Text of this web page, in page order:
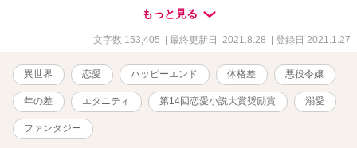
と、伯爵令嬢を大切に守ってきた大柄騎士の溺愛あまあまハッピー
エンドストーリーです。 ◇期間限定でR18を公開しています（♡の
話） ◇表紙と作中イラスト/貴様二太郎さま ◇題名に※表記があるも
稿しています） ＊アルファポリス第14回恋愛小説大賞「奨励賞」 ＊
第9回ネット小説大賞一次選考通過作品
もっと見る
文字数 153,405 | 最終更新日 2021.8.28 | 登録日 2021.1.27
異世界 恋愛 ハッピーエンド 体格差 悪役令嬢
年の差 エタニティ 第14回恋愛小説大賞奨励賞 溺愛
ファンタジー